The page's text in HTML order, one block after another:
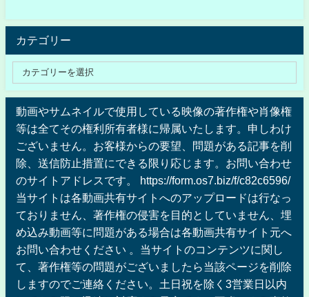
カテゴリー
動画やサムネイルで使用している映像の著作権や肖像権
等は全てその権利所有者様に帰属いたします。申しわけ
ございません。お客様からの要望、問題がある記事を削
除、送信防止措置にできる限り応じます。お問い合わせ
のサイトアドレスです。 https://form.os7.biz/f/c82c6596/
当サイトは各動画共有サイトへのアップロードは行なっ
ておりません、著作権の侵害を目的としていません、埋
め込み動画等に問題がある場合は各動画共有サイト元へ
お問い合わせください 。当サイトのコンテンツに関し
て、著作権等の問題がございましたら当該ページを削除
しますのでご連絡ください。土日祝を除く3営業日以内